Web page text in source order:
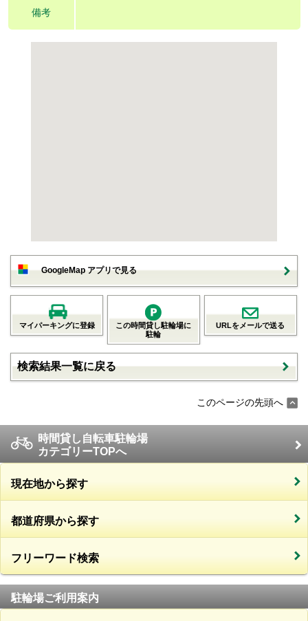
備考
GoogleMap アプリで見る
マイパーキングに登録
この時間貸し駐輪場に
駐輪
URLをメールで送る
検索結果一覧に戻る
このページの先頭へ
時間貸し自転車駐輪場
カテゴリーTOPへ
現在地から探す
都道府県から探す
フリーワード検索
駐輪場ご利用案内